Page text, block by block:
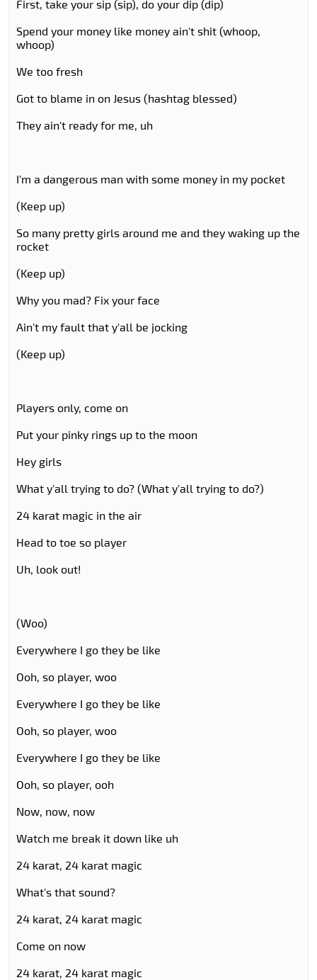
First, take your sip (sip), do your dip (dip)
Spend your money like money ain't shit (whoop,
whoop)
We too fresh
Got to blame in on Jesus (hashtag blessed)
They ain't ready for me, uh
I'm a dangerous man with some money in my pocket
(Keep up)
So many pretty girls around me and they waking up the
rocket
(Keep up)
Why you mad? Fix your face
Ain't my fault that y'all be jocking
(Keep up)
Players only, come on
Put your pinky rings up to the moon
Hey girls
What y'all trying to do? (What y'all trying to do?)
24 karat magic in the air
Head to toe so player
Uh, look out!
(Woo)
Everywhere I go they be like
Ooh, so player, woo
Everywhere I go they be like
Ooh, so player, woo
Everywhere I go they be like
Ooh, so player, ooh
Now, now, now
Watch me break it down like uh
24 karat, 24 karat magic
What's that sound?
24 karat, 24 karat magic
Come on now
24 karat, 24 karat magic